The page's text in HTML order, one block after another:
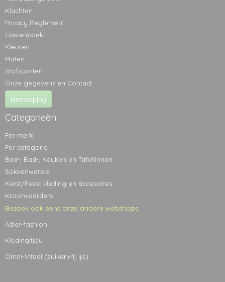
Klachten
Privacy Reglement
Gastenboek
Kleuren
Maten
Stofsoorten
Onze gegevens en Contact
Herroeping
Categorieën
Per merk
Per categorie
Bed-, Bad-, Keuken en Tafellinnen
Sokkenwereld
Kerst/Feest kleding en accesoires
Kroonvaarders
Bezoek ook eens onze andere webshops:
Adler-fashion
Kleding4jou
Omni-Vitaal (suikervrij ijs)